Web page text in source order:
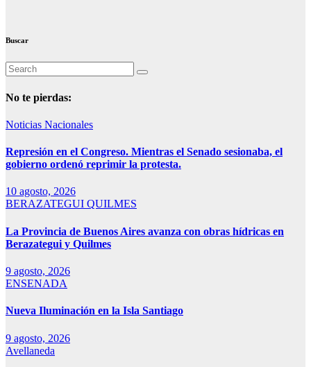
Buscar
No te pierdas:
Noticias Nacionales
Represión en el Congreso. Mientras el Senado sesionaba, el
gobierno ordenó reprimir la protesta.
10 agosto, 2026
BERAZATEGUI QUILMES
La Provincia de Buenos Aires avanza con obras hídricas en
Berazategui y Quilmes
9 agosto, 2026
ENSENADA
Nueva Iluminación en la Isla Santiago
9 agosto, 2026
Avellaneda